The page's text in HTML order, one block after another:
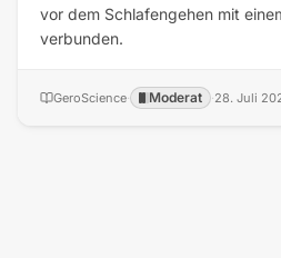
vor dem Schlafengehen mit
verbunden.
GeroScience· Moderat ·28. Juli